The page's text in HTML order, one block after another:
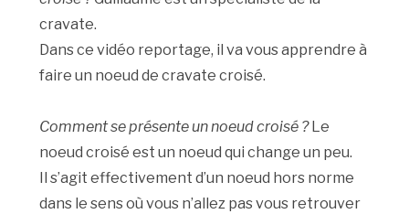
cravate.
Dans ce vidéo reportage, il va vous apprendre à
faire un noeud de cravate croisé.
Comment se présente un noeud croisé ?Le
noeud croisé est un noeud qui change un peu.
Il s’agit effectivement d’un noeud hors norme
dans le sens où vous n’allez pas vous retrouver